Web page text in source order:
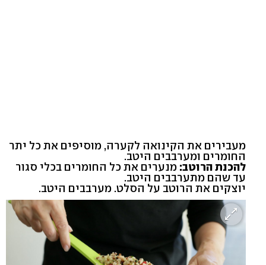
מעבירים את הקינואה לקערה, מוסיפים את כל יתר
החומרים ומערבבים היטב.
להכנת הרוטב: מנערים את כל החומרים בכלי סגור
עד שהם מתערבבים היטב.
יוצקים את הרוטב על הסלט. מערבבים היטב.